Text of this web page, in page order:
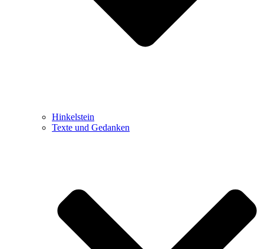
Hinkelstein
Texte und Gedanken